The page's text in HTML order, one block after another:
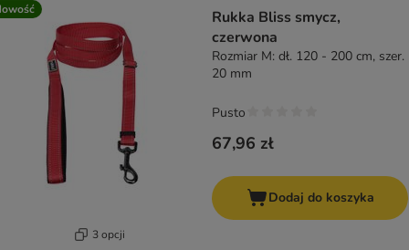
3 opcji
Rukka Bliss smycz,
czerwona
Rozmiar M: dł. 120 - 200 cm, szer.
20 mm
67,96 zł
Pusto
Dodaj do koszyka